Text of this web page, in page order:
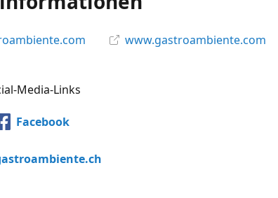
www.gastroambiente.com
Media-Links
Facebook